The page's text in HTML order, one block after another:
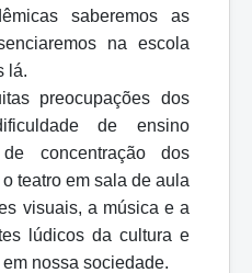
saberemos as
na escola
lá.
preocupações dos
de ensino
concentração dos
teatro em sala de aula
visuais, a música e a
lúdicos da cultura e
nossa sociedade.